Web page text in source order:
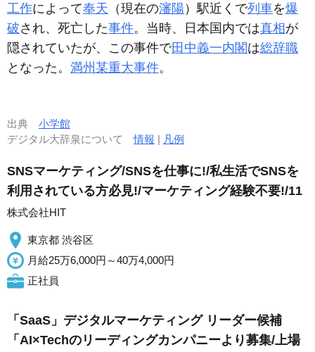
工作によって奉天 （現在の瀋陽 ）駅近くで列車を爆
破され、死亡した事件。当時、日本国内では真相 が
隠されていたが、この事件で田中義一内閣は総辞職
となった。 満州某重大事件。
出典 小学館
デジタル大辞泉について情報 | 凡例
SNSマーケティング/SNSを仕事に!/私生活でSNSを
利用されている方必見!/マーケティング経験不要!/11
株式会社HIT
東京都 渋谷区
月給25万6,000円～40万4,000円
正社員
「SaaS」デジタルマーケティング リーダー候補
「AI×Techのリーディングカンパニーより募集/上場